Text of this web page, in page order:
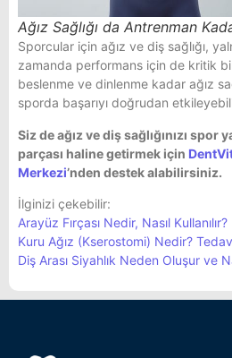
Ağız Sağlığı da Antrenman
Sporcular için ağız ve diş sağlığı,
zamanda performans için de kritik
beslenme ve dinlenme kadar ağız
sporda başarıyı doğrudan
Siz de ağız ve diş sağlığınızı spor
parçası haline getirmek için
Merkezi’nden destek alabilirsiniz.
İlginizi çekebilir:
Arayüz Fırçası Nedir, Nasıl Kullanılır?
Kuru Ağız (Kserostomi) Nedir?
Diş Arası Siyahlık Neden Oluşur ve